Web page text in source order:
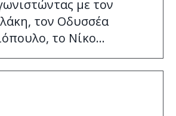
με τον
τον Οδυσσέα
το Νίκο…